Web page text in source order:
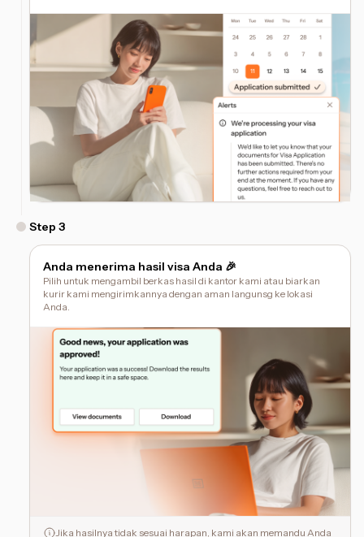
Step 3
Anda menerima hasil visa Anda 🎉
Pilih untuk mengambil berkas hasil di kantor kami atau biarkan
kurir kami mengirimkannya dengan aman langunsg ke lokasi
Anda.
Jika hasilnya tidak sesuai harapan, kami akan memandu Anda